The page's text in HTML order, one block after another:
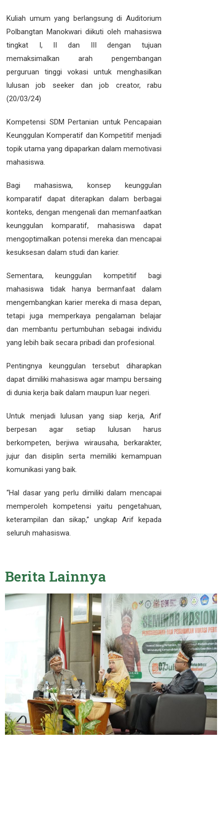
Kuliah umum yang berlangsung di Auditorium
Polbangtan Manokwari diikuti oleh mahasiswa
tingkat I, II dan III dengan tujuan
memaksimalkan arah pengembangan
perguruan tinggi vokasi untuk menghasilkan
lulusan job seeker dan job creator, rabu
(20/03/24)
Kompetensi SDM Pertanian untuk Pencapaian
Keunggulan Komperatif dan Kompetitif menjadi
topik utama yang dipaparkan dalam memotivasi
mahasiswa.
Bagi mahasiswa, konsep keunggulan
komparatif dapat diterapkan dalam berbagai
konteks, dengan mengenali dan memanfaatkan
keunggulan komparatif, mahasiswa dapat
mengoptimalkan potensi mereka dan mencapai
kesuksesan dalam studi dan karier.
Sementara, keunggulan kompetitif bagi
mahasiswa tidak hanya bermanfaat dalam
mengembangkan karier mereka di masa depan,
tetapi juga memperkaya pengalaman belajar
dan membantu pertumbuhan sebagai individu
yang lebih baik secara pribadi dan profesional.
Pentingnya keunggulan tersebut diharapkan
dapat dimiliki mahasiswa agar mampu bersaing
di dunia kerja baik dalam maupun luar negeri.
Untuk menjadi lulusan yang siap kerja, Arif
berpesan agar setiap lulusan harus
berkompeten, berjiwa wirausaha, berkarakter,
jujur dan disiplin serta memiliki kemampuan
komunikasi yang baik.
“Hal dasar yang perlu dimiliki dalam mencapai
memperoleh kompetensi yaitu pengetahuan,
keterampilan dan sikap,” ungkap Arif kepada
seluruh mahasiswa.
Berita Lainnya